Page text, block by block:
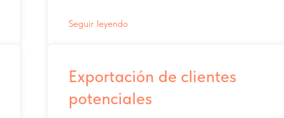
Seguir leyendo
Exportación de clientes
potenciales